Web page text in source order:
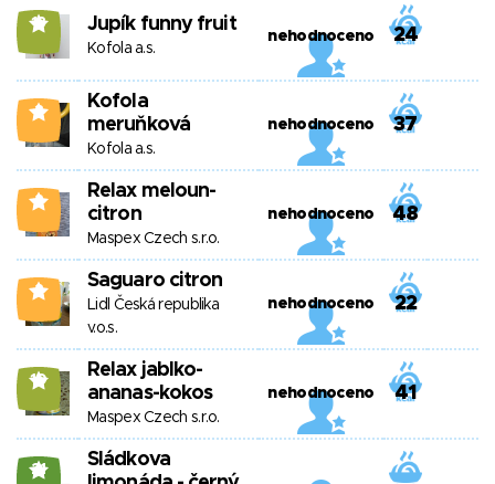
13 Jupík funny fruit
Kofola a.s.
nehodnoceno 24
3
Kofola
meruňková
Kofola a.s.
nehodnoceno 37
2
Relax meloun-
citron
Maspex Czech s.r.o.
nehodnoceno 48
2 Saguaro citron
Lidl Česká republika
v.o.s.
nehodnoceno 22
10
Relax jablko-
ananas-kokos
Maspex Czech s.r.o.
nehodnoceno 41
21
Sládkova